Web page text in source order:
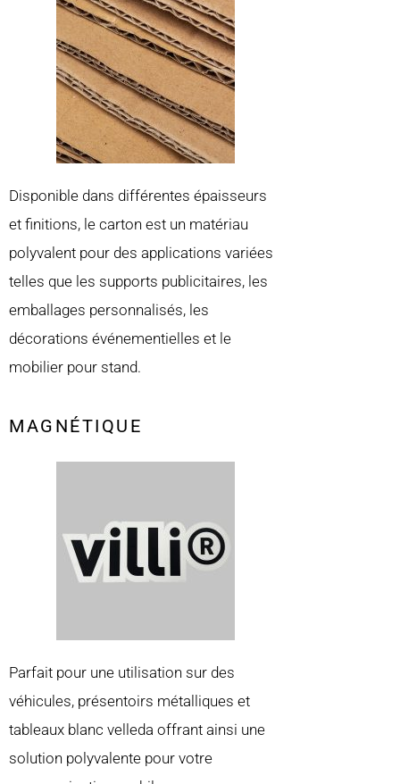
Disponible dans différentes épaisseurs
et finitions, le carton est un matériau
polyvalent pour des applications variées
telles que les supports publicitaires, les
emballages personnalisés, les
décorations événementielles et le
mobilier pour stand.
MAGNÉTIQUE
Parfait pour une utilisation sur des
véhicules, présentoirs métalliques et
tableaux blanc velleda offrant ainsi une
solution polyvalente pour votre